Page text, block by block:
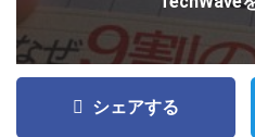
シェアする